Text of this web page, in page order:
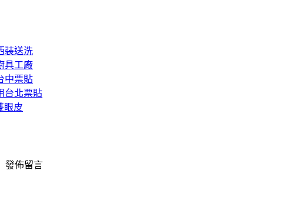
裝送洗
具工廠
中票貼
台北票貼
眼皮
發佈留言